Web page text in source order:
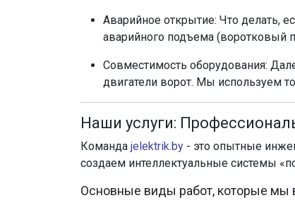
Аварийное открытие: Что делать,
аварийного подъема (воротковый
Совместимость оборудования:
двигатели ворот. Мы используем
Наши услуги:
Команда jelektrik.by - это опытные
создаем интеллектуальные системы
Основные виды работ, которые мы